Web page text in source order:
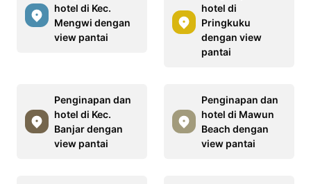
hotel di Kec.
Mengwi dengan
view pantai
hotel di
Pringkuku
dengan view
pantai
Penginapan dan
hotel di Kec.
Banjar dengan
view pantai
Penginapan dan
hotel di Mawun
Beach dengan
view pantai